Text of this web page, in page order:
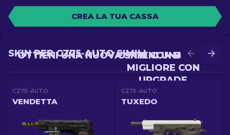
CREA LA TUA CASSA
OTTIENI UNA SKIN
MIGLIORE CON
UPGRADE
OTTIENI UNA NUOVA SKIN CON BATTLE
SKIN PER CZ75-AUTO SIMILI
CZ75-AUTO
VENDETTA
CZ75-AUTO
TUXEDO